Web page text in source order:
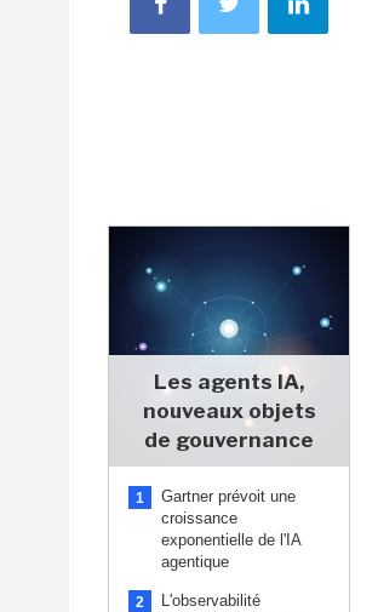
Les agents IA,
nouveaux objets
de gouvernance
1
Gartner prévoit une
croissance
exponentielle de l'IA
agentique
2
L'observabilité